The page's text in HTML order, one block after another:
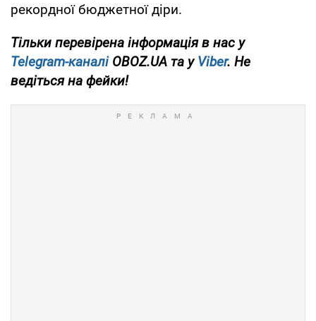
рекордної бюджетної діри.
Тільки перевірена інформація в нас у
Telegram-каналіOBOZ.UA та уViber. Не
ведіться на фейки!